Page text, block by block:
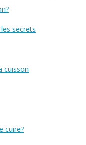
secrets
cuisson
cuire?